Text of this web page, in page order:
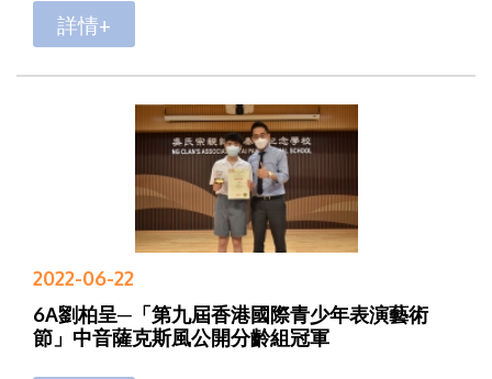
詳情+
2022-06-22
6A劉柏呈─「第九屆香港國際青少年表演藝術
節」中音薩克斯風公開分齡組冠軍